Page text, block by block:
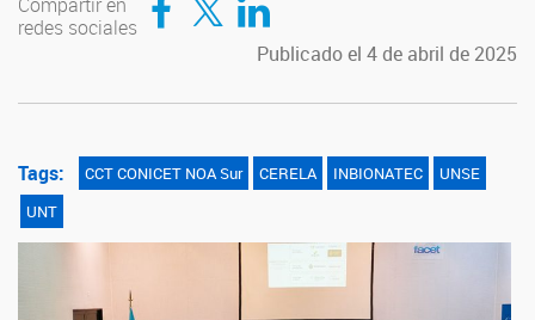
redes sociales
Publicado el 4 de abril de 2025
Tags: CCT CONICET NOA Sur CERELA INBIONATEC
UNSE
UNT